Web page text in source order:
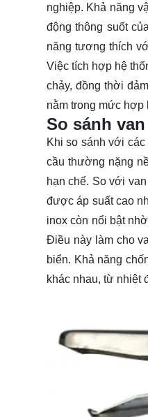
nghiệp. Khả năng
động thông suốt
năng tương thích
Việc tích hợp hệ
chảy, đồng thời
nằm trong mức hợp
So sánh
Khi so sánh với
cầu thường nặng
hạn chế. So với
được áp suất cao
inox còn nổi bật
Điều này làm cho
biển. Khả năng
khác nhau, từ nhiệt